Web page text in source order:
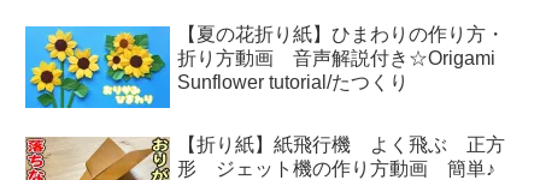
【夏の花折り紙】ひまわりの作り方・
折り方動画 音声解説付き☆Origami
Sunflower tutorial/たつくり
【折り紙】紙飛行機 よく飛ぶ 正方
形 ジェット機の作り方動画 簡単♪